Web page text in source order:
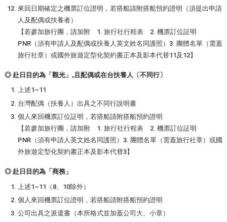
來回日期確定之機票訂位證明，若搭船請附搭船預約證明（須提出申請
人及配偶或扶養者）
【若參加旅行團，請加附 1. 旅行社行程表 2. 機票訂位証明
PNR（須有申請人及配偶或扶養人英文姓名同護照）3. 團體名單（需蓋
旅行社章）或國外旅遊定型化契約書正本及影本代替11及12】
◎ 赴日目的為「觀光」,且配偶或在台扶養人〔不同行〕
上述1~11
台灣配偶（扶養人）出具之不同行說明書
個人來回機票訂位証明，若搭船請附搭船預約證明
【若參加旅行團，請加附 1. 旅行社行程表 2. 機票訂位証明
PNR（須有申請人英文姓名同護照）3. 團體名單（需蓋旅行社章）或國
外旅遊定型化契約書正本及影本代替3】
◎ 赴日目的為「商務」
上述1~11（8、10除外）
個人來回機票訂位證明，若搭船請附搭船預約證明
公司出具之派遣書（本所格式並加蓋公司大、小章）